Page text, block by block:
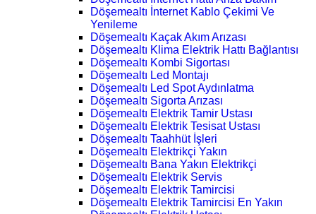
Döşemealtı İnternet Kablo Çekimi Ve
Yenileme
Döşemealtı Kaçak Akım Arızası
Döşemealtı Klima Elektrik Hattı Bağlantısı
Döşemealtı Kombi Sigortası
Döşemealtı Led Montajı
Döşemealtı Led Spot Aydınlatma
Döşemealtı Sigorta Arızası
Döşemealtı Elektrik Tamir Ustası
Döşemealtı Elektrik Tesisat Ustası
Döşemealtı Taahhüt İşleri
Döşemealtı Elektrikçi Yakın
Döşemealtı Bana Yakın Elektrikçi
Döşemealtı Elektrik Servis
Döşemealtı Elektrik Tamircisi
Döşemealtı Elektrik Tamircisi En Yakın